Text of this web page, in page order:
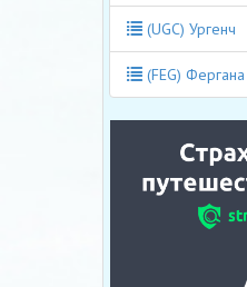
(UGC) Ургенч
(FEG) Фергана